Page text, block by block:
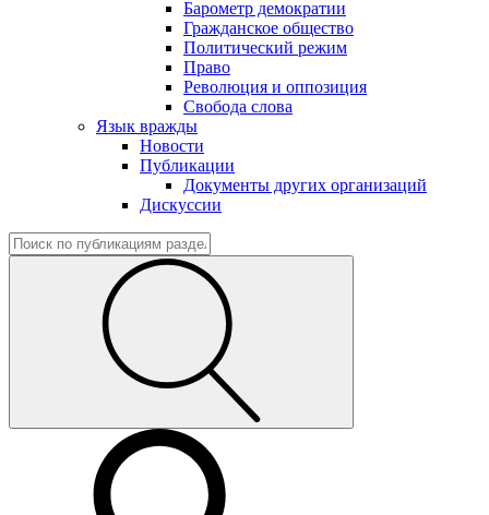
Барометр демократии
Гражданское общество
Политический режим
Право
Революция и оппозиция
Свобода слова
Язык вражды
Новости
Публикации
Документы других организаций
Дискуссии